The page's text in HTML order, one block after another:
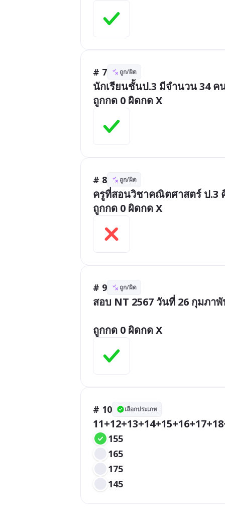
# 7 ถูก/ผิด
นักเรียนชั้นป.3 มีจำนวน 34 ค
ถูกกด 0 ผิดกด X
# 8 ถูก/ผิด
ครูที่สอนวิชาคณิตศาสตร์ ป.3
ถูกกด 0 ผิดกด X
# 9 ถูก/ผิด
สอบ NT 2567 วันที่ 26 กุมภา
ถูกกด 0 ผิดกด X
# 10 เลือกประเภท
155
165
175
145